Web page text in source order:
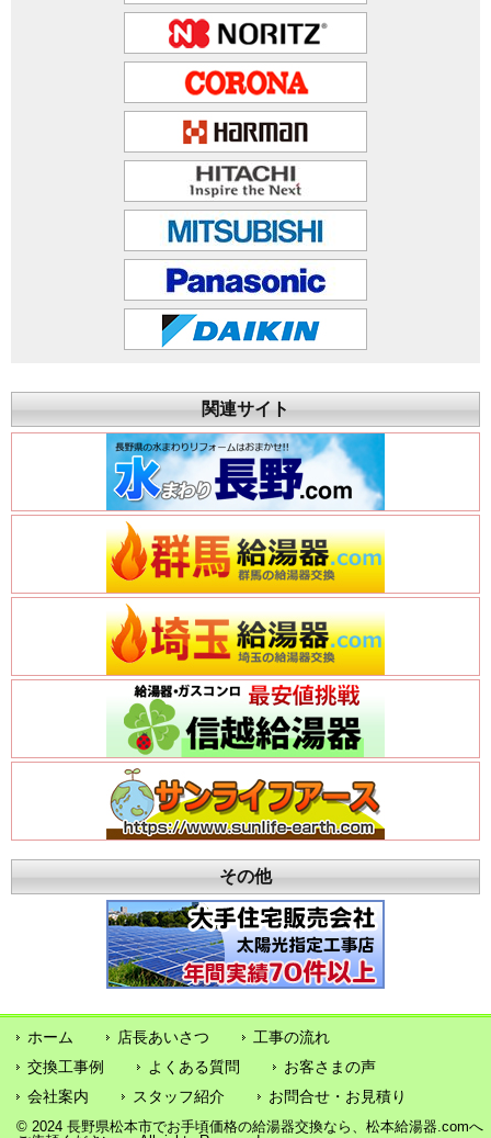
関連サイト
その他
ホーム 店長あいさつ
工事の流れ
交換工事例
よくある質問
お客さまの声
会社案内
スタッフ紹介 お問合せ・お見積り
© 2024 長野県松本市でお手頃価格の給湯器交換なら、松本給湯器.comへ